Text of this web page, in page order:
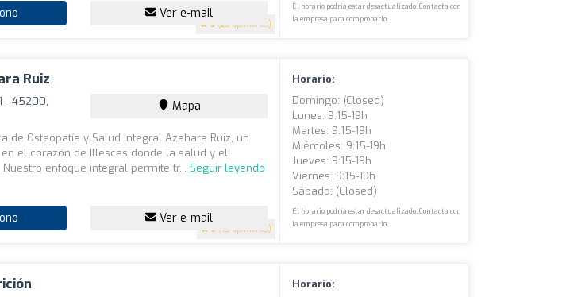
5 (23 opiniones)
Ver e-mail
El horario podría estar desactualizado. Contacta con
la empresa para comprobarlo.
Ruiz
5 (15 opiniones)
- 45200,
Mapa
de Osteopatía y Salud Integral Azahara Ruiz, un
el corazón de Illescas donde la salud y el
enfoque integral permite tr... Seguir leyendo
Ver e-mail
Horario:
Domingo: (closed)
Lunes: 9:15-19h
Martes: 9:15-19h
Miércoles: 9:15-19h
Jueves: 9:15-19h
Viernes: 9:15-19h
Sábado: (closed)
El horario podría estar desactualizado. Contacta con
la empresa para comprobarlo.
Horario: